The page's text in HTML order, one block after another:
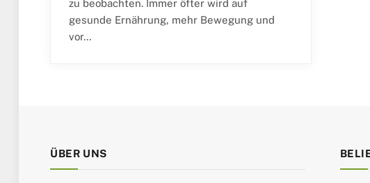
zu beobachten. Immer öfter wird auf
gesunde Ernährung, mehr Bewegung und
vor…
ÜBER UNS